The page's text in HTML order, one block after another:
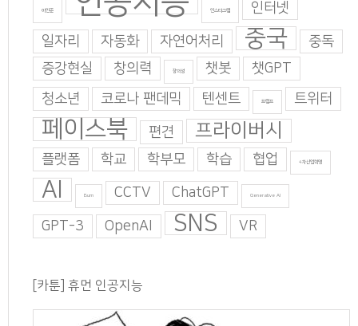
이인준 인스타그램 인터넷
일자리 자동화 자연어처리 중국
중독
증강현실
창의력 창의성 챗봇
챗GPT
청소년
코로나 팬데믹 텐센트 트럼프 트위터
페이스북 편견 프라이버시
플랫폼 학교 학부모 학습 협업 4차산업혁명
AI Burn CCTV ChatGPT Generative AI
GPT-3 OpenAI SNS VR
[카툰] 휴먼 인공지능